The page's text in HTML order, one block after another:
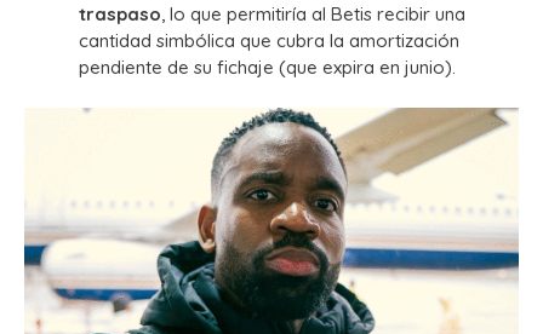
traspaso , lo que permitiría al Betis recibir una
cantidad simbólica que cubra la amortización
pendiente de su fichaje (que expira en junio).